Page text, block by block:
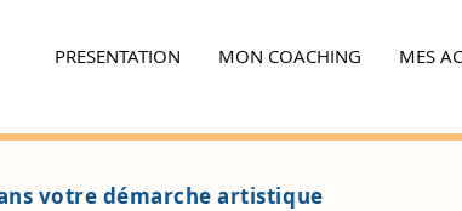
PRESENTATION MON COACHING MES
votre démarche artistique